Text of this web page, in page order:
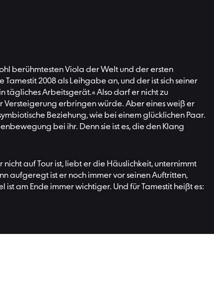
berühmtesten Viola der Welt und der ersten
2008 als Leihgabe an, und der ist sich seiner
tägliches Arbeitsgerät.« Also darf er nicht zu
Versteigerung erbringen würde. Aber eines weiß er
Beziehung, wie bei einem glücklichen Paar.
bei ihr. Denn sie ist es, die den Klang
auf Tour ist, liebt er die Häuslichkeit, unternimmt
aufgeregt ist er noch immer vor seinen Auftritten,
am Ende immer wichtiger. Und für Tamestit heißt es: